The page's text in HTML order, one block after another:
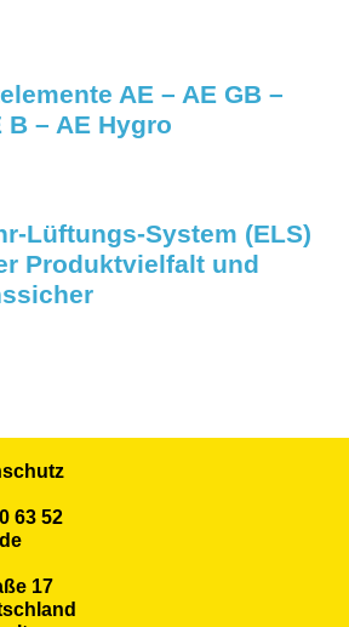
AE – AE GB –
B – AE Hygro
Lüftungs-System (ELS)
Produktvielfalt und
63 52
17